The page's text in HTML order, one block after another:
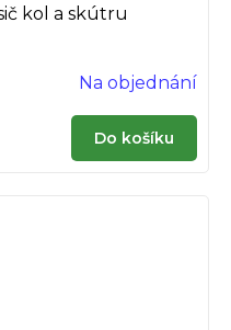
kol a skútru
Na objednání
Do košíku